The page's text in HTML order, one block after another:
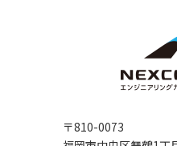
〒810-0073